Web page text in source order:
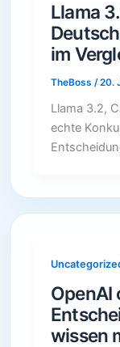
Llama
im
TheBoss /20.
Llama 3.2,
echte
OpenAI
wissen